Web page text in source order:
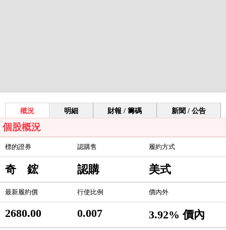
概況 明細 財報 / 籌碼 新聞 / 公告
個股概況
標的證券 認購售 履約方式
奇 鋐 認購 美式
最新履約價 行使比例 價內外
2680.00 0.007 3.92% 價內